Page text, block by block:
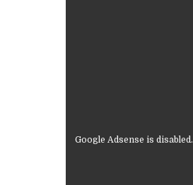
Google Adsense is disabled.